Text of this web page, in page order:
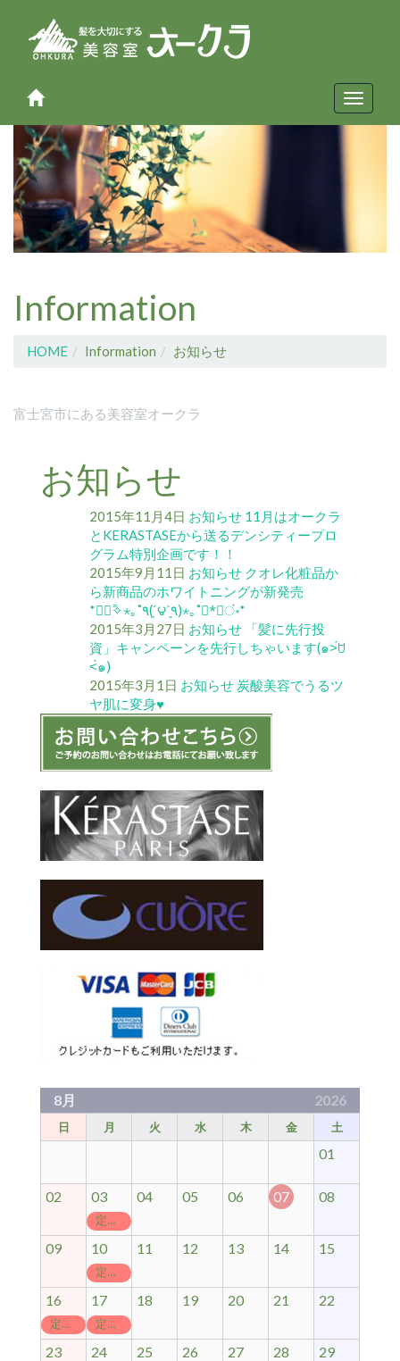
Toggle
Information
HOME Information お知らせ
富士宮市にある美容室オークラ
お知らせ
2015年11月4日 お知らせ 11月はオークラ
とKERASTASEから送るデンシティープロ
グラム特別企画です！！
2015年9月11日 お知らせ クオレ化粧品か
ら新商品のホワイトニングが新発売
*॰ْ✧ً⋆｡˚٩(´͈౪`͈٩)⋆｡˚*ْ✧ं॰*
2015年3月27日 お知らせ
「髪に先行投
資」キャンペーンを先行しちゃいます(๑˃́ꇴ
˂̀๑)
2015年3月1日 お知らせ 炭酸美容でうるツ
ヤ肌に変身♥
8月 2026
日 月 火 水 木 金 土
01
02 03
定休日
04 05 06 07 08
09 10
定休日
11 12 13 14 15
16
定休日
17
定休日
18 19 20 21 22
23 24 25 26 27 28 29